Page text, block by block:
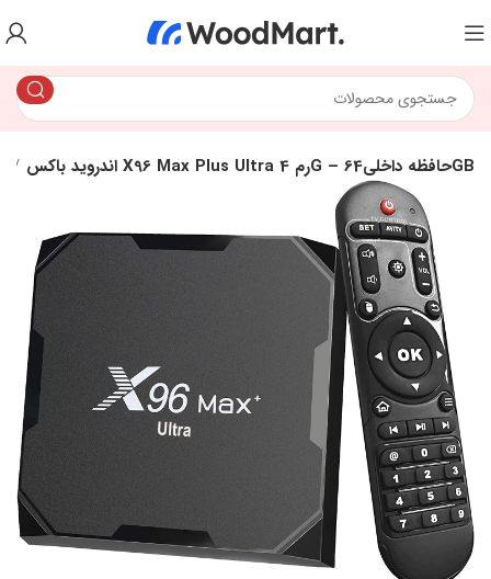
اندروید باکس X96 Max Plus Ultra رم 4G – حافظه داخلی64GB